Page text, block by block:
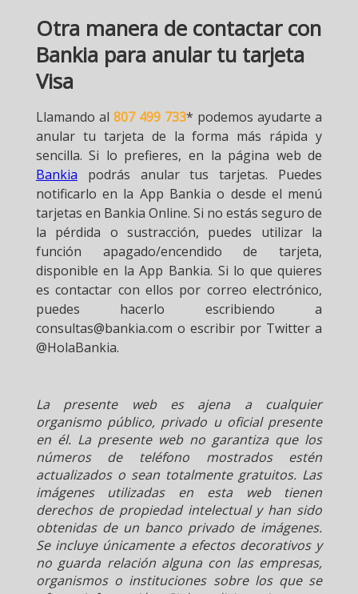
Otra manera de contactar con
Bankia para anular tu tarjeta
Visa
Llamando al 807 499 733* podemos ayudarte a
anular tu tarjeta de la forma más rápida y
sencilla. Si lo prefieres, en la página web de
Bankia podrás anular tus tarjetas. Puedes
notificarlo en la App Bankia o desde el menú
tarjetas en Bankia Online. Si no estás seguro de
la pérdida o sustracción, puedes utilizar la
función apagado/encendido de tarjeta,
disponible en la App Bankia. Si lo que quieres
es contactar con ellos por correo electrónico,
puedes hacerlo escribiendo a
consultas@bankia.com o escribir por Twitter a
@HolaBankia.
La presente web es ajena a cualquier
organismo público, privado u oficial presente
en él. La presente web no garantiza que los
números de teléfono mostrados estén
actualizados o sean totalmente gratuitos. Las
imágenes utilizadas en esta web tienen
derechos de propiedad intelectual y han sido
obtenidas de un banco privado de imágenes.
Se incluye únicamente a efectos decorativos y
no guarda relación alguna con las empresas,
organismos o instituciones sobre los que se